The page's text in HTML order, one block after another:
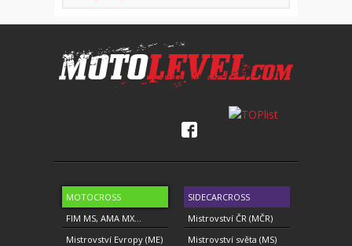
MOTOCROSS
FIM MS, AMA MX...
Mistrovství Evropy (ME)
SIDECARCROSS
Mistrovství ČR (MČR)
Mistrovství světa (MS)